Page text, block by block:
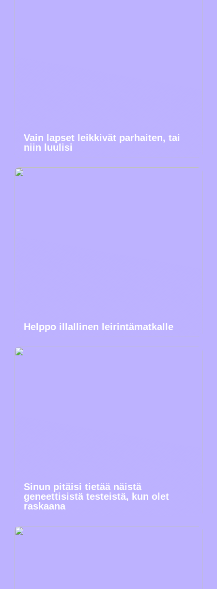
Vain lapset leikkivät parhaiten, tai
niin luulisi
Helppo illallinen leirintämatkalle
Sinun pitäisi tietää näistä
geneettisistä testeistä, kun olet
raskaana